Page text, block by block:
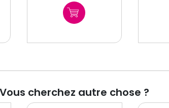
Vous cherchez autre chose ?